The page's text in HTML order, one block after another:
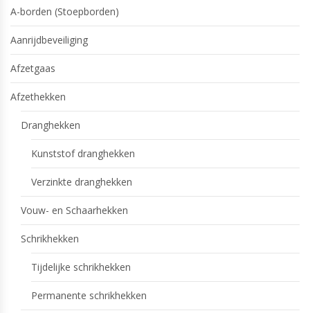
A-borden (Stoepborden)
Aanrijdbeveiliging
Afzetgaas
Afzethekken
Dranghekken
Kunststof dranghekken
Verzinkte dranghekken
Vouw- en Schaarhekken
Schrikhekken
Tijdelijke schrikhekken
Permanente schrikhekken